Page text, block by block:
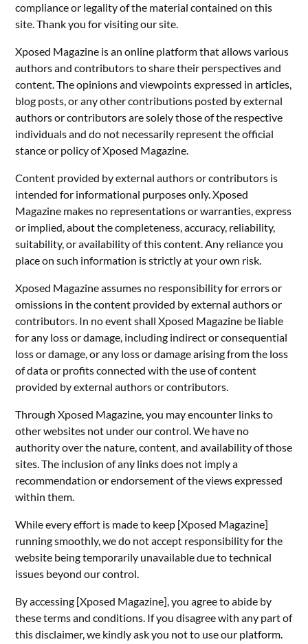
compliance or legality of the material contained on this
site. Thank you for visiting our site.
Xposed Magazine is an online platform that allows various
authors and contributors to share their perspectives and
content. The opinions and viewpoints expressed in articles,
blog posts, or any other contributions posted by external
authors or contributors are solely those of the respective
individuals and do not necessarily represent the official
stance or policy of Xposed Magazine.
Content provided by external authors or contributors is
intended for informational purposes only. Xposed
Magazine makes no representations or warranties, express
or implied, about the completeness, accuracy, reliability,
suitability, or availability of this content. Any reliance you
place on such information is strictly at your own risk.
Xposed Magazine assumes no responsibility for errors or
omissions in the content provided by external authors or
contributors. In no event shall Xposed Magazine be liable
for any loss or damage, including indirect or consequential
loss or damage, or any loss or damage arising from the loss
of data or profits connected with the use of content
provided by external authors or contributors.
Through Xposed Magazine, you may encounter links to
other websites not under our control. We have no
authority over the nature, content, and availability of those
sites. The inclusion of any links does not imply a
recommendation or endorsement of the views expressed
within them.
While every effort is made to keep [Xposed Magazine]
running smoothly, we do not accept responsibility for the
website being temporarily unavailable due to technical
issues beyond our control.
By accessing [Xposed Magazine], you agree to abide by
these terms and conditions. If you disagree with any part of
this disclaimer, we kindly ask you not to use our platform.